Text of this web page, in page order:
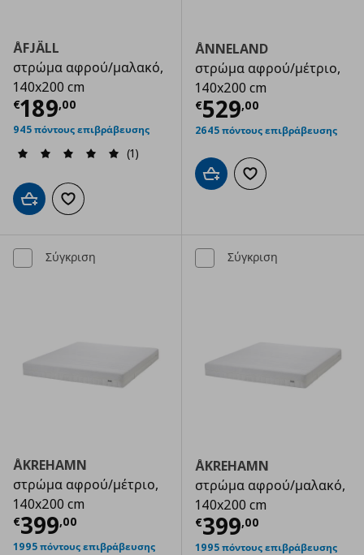
ÅFJÄLL
στρώμα αφρού/μαλακό,
140x200 cm
€189,00
Τρέχουσα τιμή € 189,00
945 πόντους επιβράβευσης
(1)
Προσθήκη στο καλάθι
Προσθήκη στα αγαπημένα
ÅNNELAND
στρώμα αφρού/μέτριο,
140x200 cm
€529,00
Τρέχουσα
2645 πόντους επιβράβευσης
Προσθήκη στο καλάθι
Προσθήκη στα
Σύγκριση
ÅKREHAMN
στρώμα αφρού/μέτριο,
140x200 cm
€399,00
Τρέχουσα τιμή € 399,00
1995 πόντους επιβράβευσης
Σύγκριση
ÅKREHAMN
στρώμα αφρού/μαλακό,
140x200 cm
€399,00
Τρέχουσα
1995 πόντους επιβράβευσης